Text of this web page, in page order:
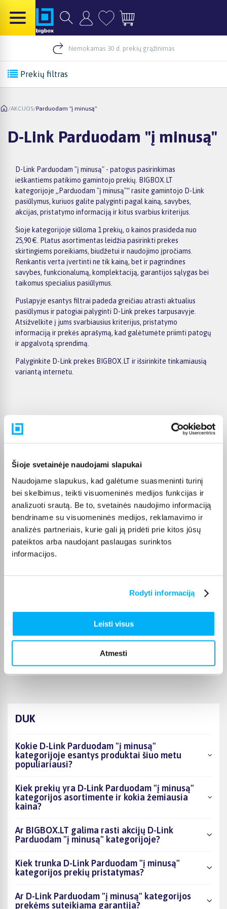
Šioje svetainėje naudojami slapukai
Naudojame slapukus, kad galėtume suasmeninti turinį
bei skelbimus, teikti visuomeninės medijos funkcijas ir
analizuoti srautą. Be to, svetainės naudojimo informaciją
bendriname su visuomeninės medijos, reklamavimo ir
analizės partneriais, kurie gali ją pridėti prie kitos jūsų
pateiktos arba naudojant paslaugas surinktos
informacijos.
Rodyti informaciją
Leisti visus
Atmesti
Nemokamas 30 d. prekių grąžinimas
Prekių filtras
/AKCIJOS/Parduodam "į minusą"
D-Link Parduodam "į minusą"
D-Link Parduodam "į minusą" - patogus pasirinkimas
ieškantiems patikimo gamintojo prekių. BIGBOX.LT
kategorijoje „Parduodam "į minusą"“ rasite gamintojo D-Link
pasiūlymus, kuriuos galite palyginti pagal kainą, savybes,
akcijas, pristatymo informaciją ir kitus svarbius kriterijus.
Šioje kategorijoje siūloma 1 prekių, o kainos prasideda nuo
25,90 €. Platus asortimentas leidžia pasirinkti prekes
skirtingiems poreikiams, biudžetui ir naudojimo įpročiams.
Renkantis verta įvertinti ne tik kainą, bet ir pagrindines
savybes, funkcionalumą, komplektaciją, garantijos sąlygas bei
taikomus specialius pasiūlymus.
Puslapyje esantys filtrai padeda greičiau atrasti aktualius
pasiūlymus ir patogiai palyginti D-Link prekes tarpusavyje.
Atsižvelkite į jums svarbiausius kriterijus, pristatymo
informaciją ir prekės aprašymą, kad galėtumėte priimti patogų
ir apgalvotą sprendimą.
Palyginkite D-Link prekes BIGBOX.LT ir išsirinkite tinkamiausią
variantą internetu.
Pirkėjų atsiliepimai apie prekes
Olev S.
Patvirtintas pirkėjas
Kokybiškas. Pristatymas greitas. Rekomenduoju+++
Vahur T.
Patvirtintas pirkėjas
Pigus pasiūlymas
Kęstutis K.
Puiki kaina ir greitis, viršijo deklaruojamus.
Patvirtintas pirkėjas
Puiki komunikacija. Pristatymas vėlavo 1 darbo dieną, nes nebuvo
DUK
Kokie D-Link Parduodam "į minusą"
kategorijoje esantys produktai šiuo metu
populiariausi?
Kiek prekių yra D-Link Parduodam "į minusą"
kategorijos asortimente ir kokia žemiausia
kaina?
Ar BIGBOX.LT galima rasti akcijų D-Link
Parduodam "į minusą" kategorijoje?
Kiek trunka D-Link Parduodam "į minusą"
kategorijos prekių pristatymas?
Ar D-Link Parduodam "į minusą" kategorijos
prekėms suteikiama garantija?